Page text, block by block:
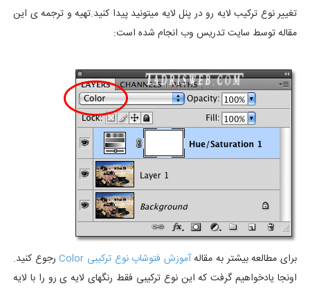
تغییر نوع ترکیب لایه رو در پنل لایه میتونید پیدا کنید.تهیه و ترجمه ی این
مقاله توسط سایت تدریس وب انجام شده است:
برای مطالعه بیشتر به مقالهآموزش فتوشاپ نوع ترکیبی Color
رجوع کنید.
اونجا یادخواهیم گرفت که این نوع ترکیبی فقط رنگهای لایه ی رو را با لایه